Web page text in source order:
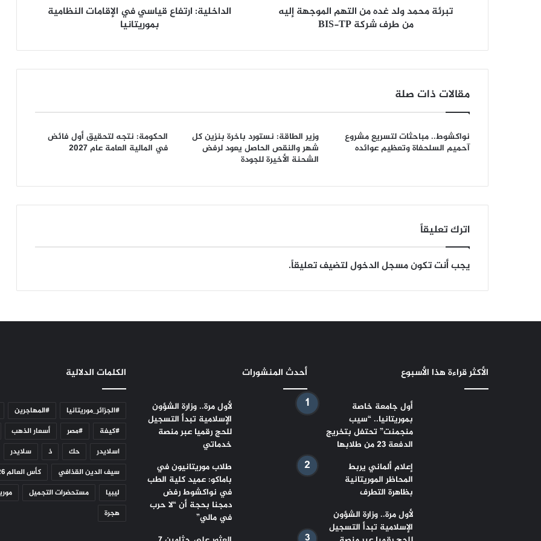
تبرئة محمد ولد غده من التهم الموجهة إليه
من طرف شركة BIS-TP
الداخلية: ارتفاع قياسي في الإقامات النظامية
بموريتانيا
مقالات ذات صلة
نواكشوط.. مباحثات لتسريع مشروع
آحميم السلحفاة وتعظيم عوائده
وزير الطاقة: نستورد باخرة بنزين كل
شهر والنقص الحاصل يعود لرفض
الشحنة الأخيرة للجودة
الحكومة: نتجه لتحقيق أول فائض
في المالية العامة عام 2027
اترك تعليقاً
يجب أنت تكونمسجل الدخوللتضيف تعليقاً.
الأكثر قراءة هذا الأسبوع
أول جامعة خاصة
بموريتانيا.. “سيب
منجمنت” تحتفل بتخريج
الدفعة 23 من طلابها
إعلام ألماني يربط
المحاظر الموريتانية
بظاهرة التطرف
لأول مرة.. وزارة الشؤون
الإسلامية تبدأ التسجيل
أحدث المنشورات
لأول مرة.. وزارة الشؤون
الإسلامية تبدأ التسجيل
للحج رقميا عبر منصة
خدماتي
طلاب موريتانيون في
باماكو: عميد كلية الطب
في نواكشوط رفض
دمجنا بحجة أن “لا حرب
في مالي”
الكلمات الدلالية
#الجزائر_موريتانيا #المهاجرين
#كيفة
#مصر أسعار الذهب
اسلايدر
حك ذ
سلايدر
سيف الدين القذافي
كأس العالم 2026
ليبيا
مستحضرات التجميل
هجرة